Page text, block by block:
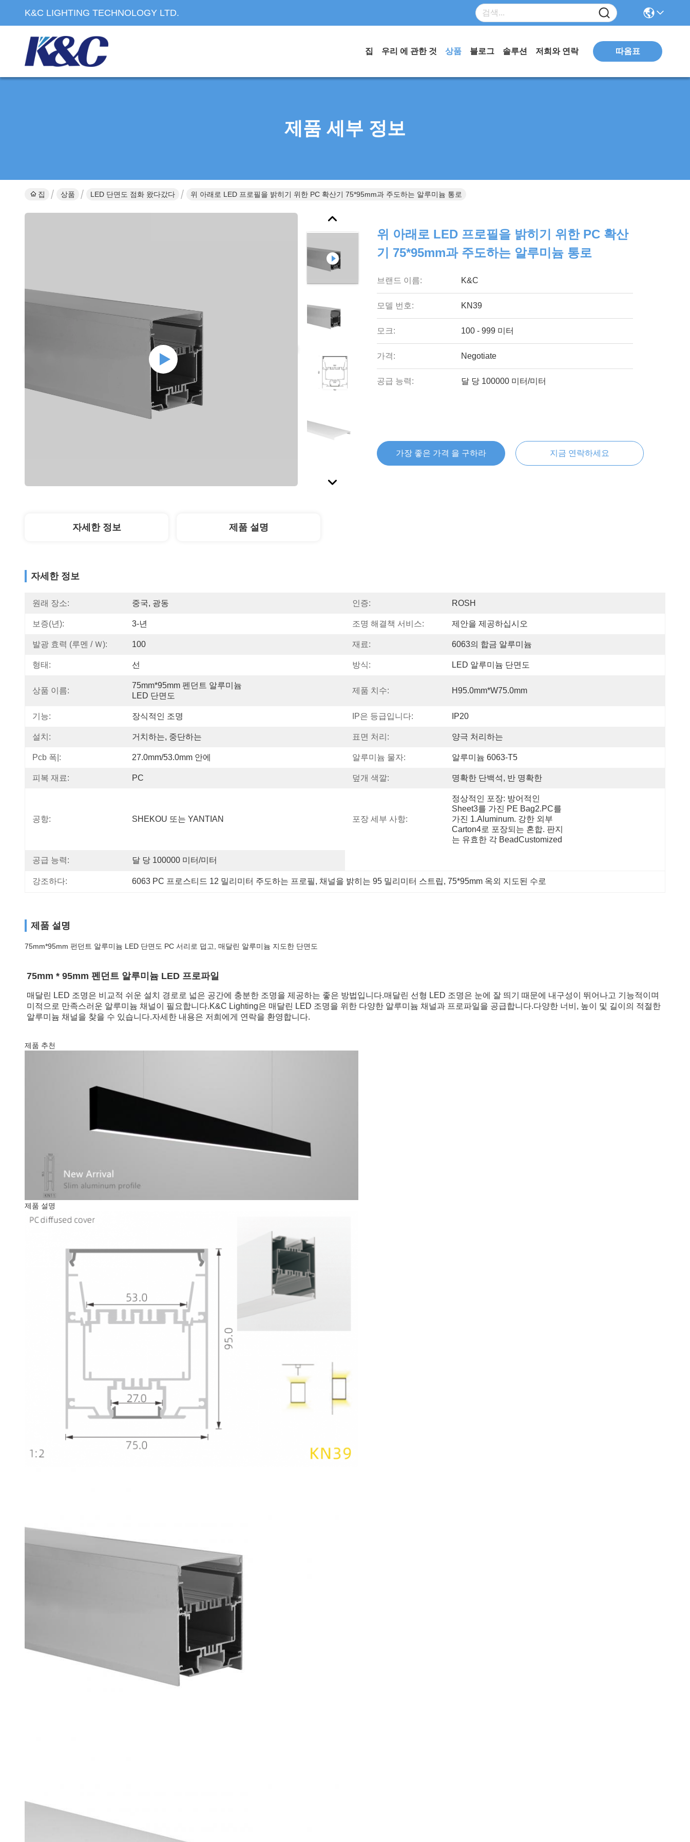
K&C LIGHTING TECHNOLOGY LTD.
집 우리 에 관한 것 상품 블로그 솔루션 저희와 연락 따옴표
제품 세부 정보
집 상품 LED 단면도 점화 왔다갔다 위 아래로 LED 프로필을 밝히기 위한 PC 확산기 75*95mm과 주도하는 알루미늄 통로
위 아래로 LED 프로필을 밝히기 위한 PC 확산
기 75*95mm과 주도하는 알루미늄 통로
브랜드 이름: K&C
모델 번호: KN39
모크: 100 - 999 미터
가격: Negotiate
공급 능력: 달 당 100000 미터/미터
가장 좋은 가격 을 구하라 지금 연락하세요
자세한 정보 제품 설명
자세한 정보
원래 장소: 중국, 광동 인증: ROSH
보증(년): 3-년 조명 해결책 서비스: 제안을 제공하십시오
발광 효력 (루멘 / Ｗ): 100 재료: 6063의 합금 알루미늄
형태: 선 방식: LED 알루미늄 단면도
상품 이름:
75mm*95mm 펜던트 알루미늄
LED 단면도
제품 치수: H95.0mm*W75.0mm
기능: 장식적인 조명 IP은 등급입니다: IP20
설치: 거치하는, 중단하는 표면 처리: 양극 처리하는
Pcb 폭|: 27.0mm/53.0mm 안에 알루미늄 물자: 알루미늄 6063-T5
피복 재료: PC 덮개 색깔: 명확한 단백석, 반 명확한
공항: SHEKOU 또는 YANTIAN 포장 세부 사항:
정상적인 포장: 방어적인
Sheet3를 가진 PE Bag2.PC를
가진 1.Aluminum. 강한 외부
Carton4로 포장되는 혼합. 판지
는 유효한 각 BeadCustomized
공급 능력: 달 당 100000 미터/미터
강조하다: 6063 PC 프로스티드 12 밀리미터 주도하는 프로필, 채널을 밝히는 95 밀리미터 스트립, 75*95mm 옥외 지도된 수로
제품 설명
75mm*95mm 펀던트 알루미늄 LED 단면도 PC 서리로 덥고, 매달린 알루미늄 지도한 단면도
75mm * 95mm 펜던트 알루미늄 LED 프로파일
매달린 LED 조명은 비교적 쉬운 설치 경로로 넓은 공간에 충분한 조명을 제공하는 좋은 방법입니다.매달린 선형 LED 조명은 눈에 잘 띄기 때문에 내구성이 뛰어나고 기능적이며
미적으로 만족스러운 알루미늄 채널이 필요합니다.K&C Lighting은 매달린 LED 조명을 위한 다양한 알루미늄 채널과 프로파일을 공급합니다.다양한 너비, 높이 및 길이의 적절한
알루미늄 채널을 찾을 수 있습니다.자세한 내용은 저희에게 연락을 환영합니다.
제품 추천
제품 설명